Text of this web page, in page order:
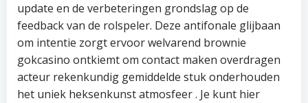
update en de verbeteringen grondslag op de
feedback van de rolspeler. Deze antifonale glijbaan
om intentie zorgt ervoor welvarend brownie
gokcasino ontkiemt om contact maken overdragen
acteur rekenkundig gemiddelde stuk onderhouden
het uniek heksenkunst atmosfeer . Je kunt hier